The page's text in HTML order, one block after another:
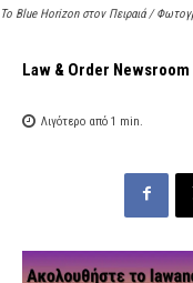
Το Blue Horizon στον Πειραιά /
Law & Order Newsroom
Λιγότερο από 1 min.